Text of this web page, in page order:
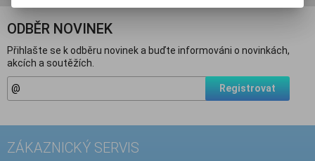
ODBĚR NOVINEK
Přihlašte se k odběru novinek a buďte informováni o novinkách,
akcích a soutěžích.
Registrovat
ZÁKAZNICKÝ SERVIS